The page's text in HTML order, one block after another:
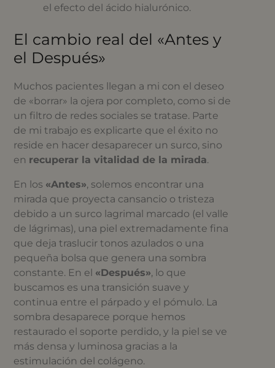
el efecto del ácido hialurónico.
El cambio real del «Antes y
el Después»
Muchos pacientes llegan a mi con el deseo
de «borrar» la ojera por completo, como si de
un filtro de redes sociales se tratase. Parte
de mi trabajo es explicarte que el éxito no
reside en hacer desaparecer un surco, sino
en recuperar la vitalidad de la mirada.
En los «Antes», solemos encontrar una
mirada que proyecta cansancio o tristeza
debido a un surco lagrimal marcado (el valle
de lágrimas), una piel extremadamente fina
que deja traslucir tonos azulados o una
pequeña bolsa que genera una sombra
constante. En el «Después», lo que
buscamos es una transición suave y
continua entre el párpado y el pómulo. La
sombra desaparece porque hemos
restaurado el soporte perdido, y la piel se ve
más densa y luminosa gracias a la
estimulación del colágeno.